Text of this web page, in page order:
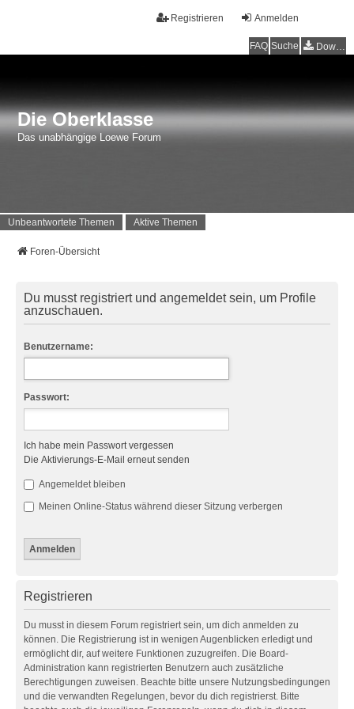
Anmelden
Registrieren
FAQ Suche Downloads
Die Oberklasse
Das unabhängige Loewe Forum
Unbeantwortete Themen Aktive Themen
Foren-Übersicht
Du musst registriert und angemeldet sein, um Profile
anzuschauen.
Benutzername:
Passwort:
Ich habe mein Passwort vergessen
Die Aktivierungs-E-Mail erneut senden
Angemeldet bleiben
Meinen Online-Status während dieser Sitzung verbergen
Registrieren
Du musst in diesem Forum registriert sein, um dich anmelden zu
können. Die Registrierung ist in wenigen Augenblicken erledigt und
ermöglicht dir, auf weitere Funktionen zuzugreifen. Die Board-
Administration kann registrierten Benutzern auch zusätzliche
Berechtigungen zuweisen. Beachte bitte unsere Nutzungsbedingungen
und die verwandten Regelungen, bevor du dich registrierst. Bitte